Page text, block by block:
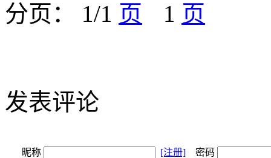
分页： 1/1 1
发表评论
昵称 [注册] 密码